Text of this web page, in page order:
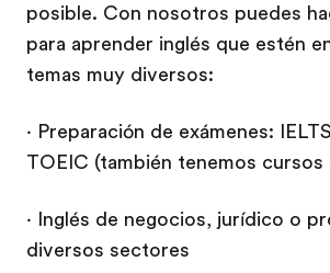
posible. Con nosotros puedes
para aprender inglés que estén
temas muy diversos:
· Preparación de exámenes:
TOEIC (también tenemos cursos
· Inglés de negocios, jurídico o
diversos sectores